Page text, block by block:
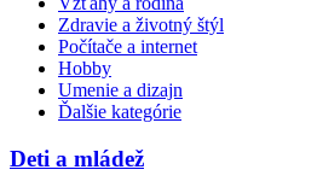
Zdravie a životný štýl
Počítače a internet
Hobby
Umenie a dizajn
Ďalšie kategórie
Deti a mládež